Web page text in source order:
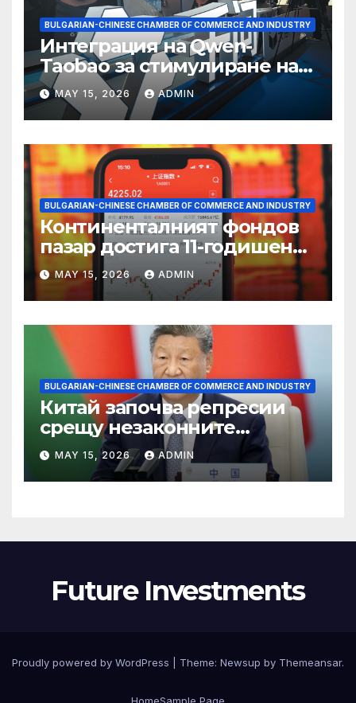
BULGARIAN-CHINESE CHAMBER OF COMMERCE AND INDUSTRY
Интеграция на Qwen-
Taobao за стимулиране на
пазаруването 618
MAY 15, 2026 ADMIN
BULGARIAN-CHINESE CHAMBER OF COMMERCE AND INDUSTRY
Континенталният фондов
пазар достига 11-годишен
връх
MAY 15, 2026 ADMIN
BULGARIAN-CHINESE CHAMBER OF COMMERCE AND INDUSTRY
Китай започва репресии
срещу незаконните
практики в сектора на TCM
MAY 15, 2026 ADMIN
Future Investments
Proudly powered by WordPress Theme: Newsup by Themeansar.